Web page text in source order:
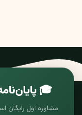
🎓
مشاوره اول